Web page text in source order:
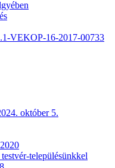
VEKOP-16-2017-00733
október 5.
településünkkel